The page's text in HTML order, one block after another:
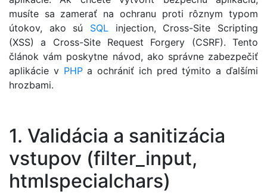
musíte sa zamerať na ochranu proti rôznym typom
útokov, ako sú SQL injection, Cross-Site Scripting
(XSS) a Cross-Site Request Forgery (CSRF). Tento
článok vám poskytne návod, ako správne zabezpečiť
aplikácie v PHPa ochrániť ich pred týmito a ďalšími
hrozbami.
1. Validácia a sanitizácia
vstupov (filter_input,
htmlspecialchars)